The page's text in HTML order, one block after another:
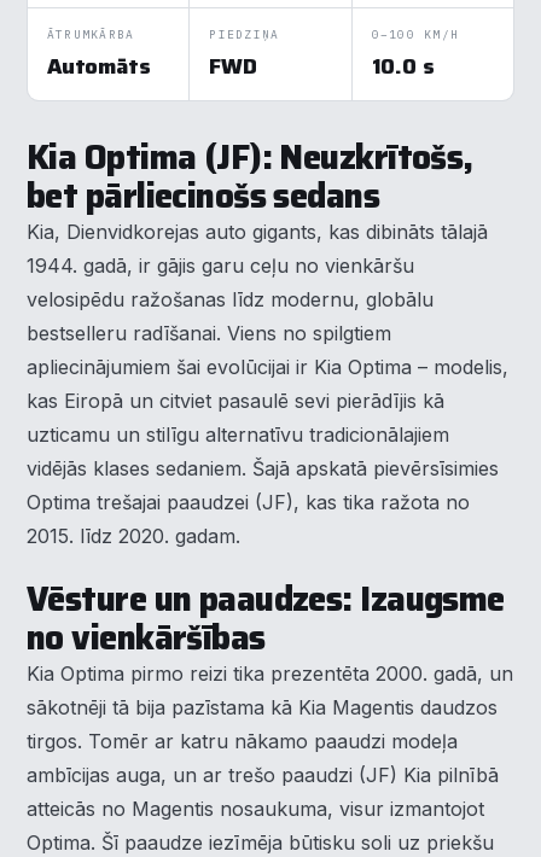
ĀTRUMKĀRBA
Automāts
PIEDZIŅA
FWD
0–100 KM/H
10.0 s
Kia Optima (JF): Neuzkrītošs,
bet pārliecinošs sedans
Kia, Dienvidkorejas auto gigants, kas dibināts tālajā
1944. gadā, ir gājis garu ceļu no vienkāršu
velosipēdu ražošanas līdz modernu, globālu
bestselleru radīšanai. Viens no spilgtiem
apliecinājumiem šai evolūcijai ir Kia Optima – modelis,
kas Eiropā un citviet pasaulē sevi pierādījis kā
uzticamu un stilīgu alternatīvu tradicionālajiem
vidējās klases sedaniem. Šajā apskatā pievērsīsimies
Optima trešajai paaudzei (JF), kas tika ražota no
2015. līdz 2020. gadam.
Vēsture un paaudzes: Izaugsme
no vienkāršības
Kia Optima pirmo reizi tika prezentēta 2000. gadā, un
sākotnēji tā bija pazīstama kā Kia Magentis daudzos
tirgos. Tomēr ar katru nākamo paaudzi modeļa
ambīcijas auga, un ar trešo paaudzi (JF) Kia pilnībā
atteicās no Magentis nosaukuma, visur izmantojot
Optima. Šī paaudze iezīmēja būtisku soli uz priekšu